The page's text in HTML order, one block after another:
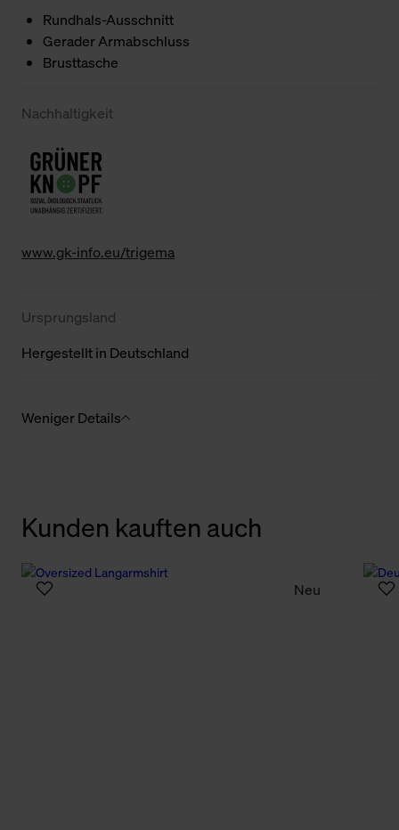
Rundhals-Ausschnitt
Gerader Armabschluss
Brusttasche
Nachhaltigkeit
www.gk-info.eu/trigema
Ursprungsland
Hergestellt in Deutschland
Weniger Details
Kunden kauften auch
Neu